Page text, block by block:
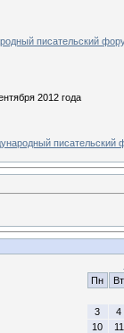
писательский
2012 года
писательский
Пн
Вт
3
4
10
11